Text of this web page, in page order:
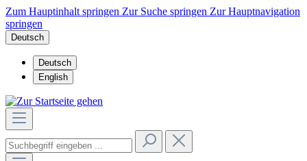
Zum Hauptinhalt springen Zur Suche springen Zur Hauptnavigation
springen
Deutsch
Deutsch
English